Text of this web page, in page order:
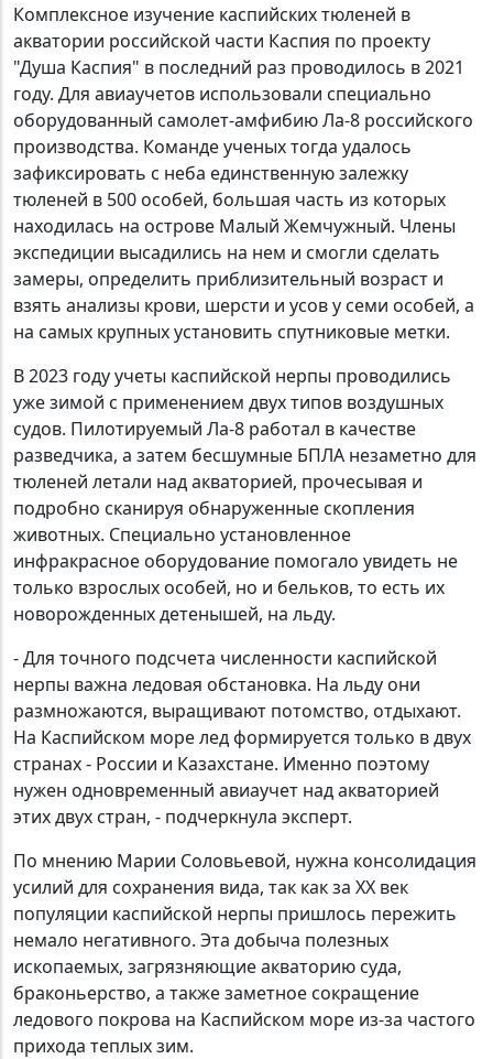
Комплексное изучение каспийских тюленей в
акватории российской части Каспия по проекту
"Душа Каспия" в последний раз проводилось в 2021
году. Для авиаучетов использовали специально
оборудованный самолет-амфибию Ла-8 российского
производства. Команде ученых тогда удалось
зафиксировать с неба единственную залежку
тюленей в 500 особей, большая часть из которых
находилась на острове Малый Жемчужный. Члены
экспедиции высадились на нем и смогли сделать
замеры, определить приблизительный возраст и
взять анализы крови, шерсти и усов у семи особей, а
на самых крупных установить спутниковые метки.
В 2023 году учеты каспийской нерпы проводились
уже зимой с применением двух типов воздушных
судов. Пилотируемый Ла-8 работал в качестве
разведчика, а затем бесшумные БПЛА незаметно для
тюленей летали над акваторией, прочесывая и
подробно сканируя обнаруженные скопления
животных. Специально установленное
инфракрасное оборудование помогало увидеть не
только взрослых особей, но и бельков, то есть их
новорожденных детенышей, на льду.
- Для точного подсчета численности каспийской
нерпы важна ледовая обстановка. На льду они
размножаются, выращивают потомство, отдыхают.
На Каспийском море лед формируется только в двух
странах - России и Казахстане. Именно поэтому
нужен одновременный авиаучет над акваторией
этих двух стран, - подчеркнула эксперт.
По мнению Марии Соловьевой, нужна консолидация
усилий для сохранения вида, так как за XX век
популяции каспийской нерпы пришлось пережить
немало негативного. Эта добыча полезных
ископаемых, загрязняющие акваторию суда,
браконьерство, а также заметное сокращение
ледового покрова на Каспийском море из-за частого
прихода теплых зим.